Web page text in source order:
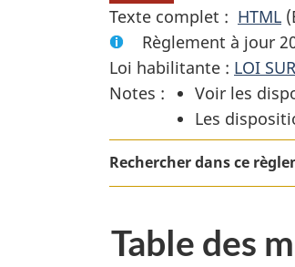
Texte complet : HTML
:
la
Règlement à jour
Loi habilitante : LOI
Notes :
Voir les
Les
Rechercher dans ce
Table des